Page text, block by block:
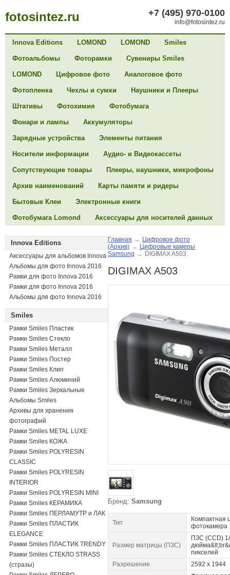
fotosintez.ru +7 (495) 970-0100
info@fotosintez.ru
Innova Editions LOMOND LOMOND Smiles
Фотоальбомы Фоторамки Сувениры Smiles
LOMOND Цифровое фото Аналоговое фото
Фотопленка Чехлы и сумки Наушники и Плееры
Штативы Фотохимия Фотобумага
Фонари и лампы Аккумуляторы
Зарядные устройства Элементы питания
Носители информации Аудио- и Видеокассеты
Сопутствующие товары Плееры, наушники, микрофоны
Архив наименований Карты памяти и ридеры
Бытовые Клеи Электронные книги
Фотобумага Lomond Аксессуары для носителей данных
Innova Editions
Аксессуары для альбомов Innova
Альбомы для фото Innova 2016
Рамки для фото Innova 2016
Рамки для фото Innova 2016
Альбомы для фото Innova 2016
Smiles
Рамки Smiles Пластик
Рамки Smiles Стекло
Рамки Smiles Металл
Рамки Smiles Постер
Рамки Smiles Клип
Рамки Smiles Алюминий
Рамки Smiles Зеркальные
Альбомы Smiles
Архивы для хранения
фотографий
Рамки Smiles METAL LUXE
Рамки Smiles КОЖА
Рамки Smiles POLYRESIN
CLASSIC
Рамки Smiles POLYRESIN
INTERIOR
Рамки Smiles POLYRESIN MINI
Рамки Smiles КЕРАМИКА
Рамки Smiles ПЕРЛАМУТР и ЛАК
Рамки Smiles ПЛАСТИК
ELEGANCE
Рамки Smiles ПЛАСТИК TRENDY
Рамки Smiles СТЕКЛО STRASS
(стразы)
Главная → Цифровое фото
(Архив) → Цифровые камеры
Samsung → DIGIMAX A503
DIGIMAX A503
Бренд: Samsung
Тип
Компактная
фотокамера
Размер матрицы (ПЗС)
ПЗС (CCD)
пикселей
Разрешение
2592 x 1944